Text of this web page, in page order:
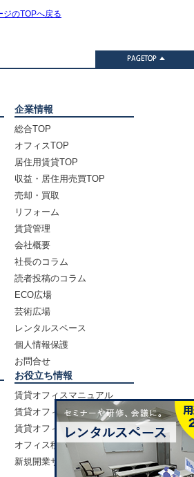
のTOPへ戻る
企業情報
総合TOP
オフィスTOP
居住用賃貸TOP
収益・居住用売買TOP
売却・買取
リフォーム
賃貸管理
会社概要
社長のコラム
読者投稿のコラム
ECO広場
芸術広場
レンタルスペース
個人情報保護
お問合せ
お役立ち情報
賃貸オフィスマニュアル
賃貸オフィスの選び方
賃貸オフィス賃料相場
オフィス移転の流れ
新規開業サポート